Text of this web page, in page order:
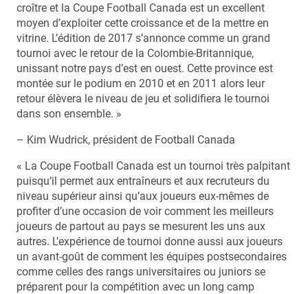
croître et la Coupe Football Canada est un excellent
moyen d’exploiter cette croissance et de la mettre en
vitrine. L’édition de 2017 s’annonce comme un grand
tournoi avec le retour de la Colombie-Britannique,
unissant notre pays d’est en ouest. Cette province est
montée sur le podium en 2010 et en 2011 alors leur
retour élèvera le niveau de jeu et solidifiera le tournoi
dans son ensemble. »
– Kim Wudrick, président de Football Canada
« La Coupe Football Canada est un tournoi très palpitant
puisqu’il permet aux entraîneurs et aux recruteurs du
niveau supérieur ainsi qu’aux joueurs eux-mêmes de
profiter d’une occasion de voir comment les meilleurs
joueurs de partout au pays se mesurent les uns aux
autres. L’expérience de tournoi donne aussi aux joueurs
un avant-goût de comment les équipes postsecondaires
comme celles des rangs universitaires ou juniors se
préparent pour la compétition avec un long camp